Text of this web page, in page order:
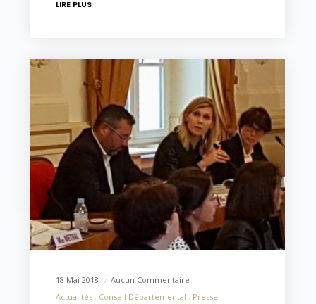
LIRE PLUS
18 Mai 2018
Aucun Commentaire
Actualités
Conseil Départemental Presse